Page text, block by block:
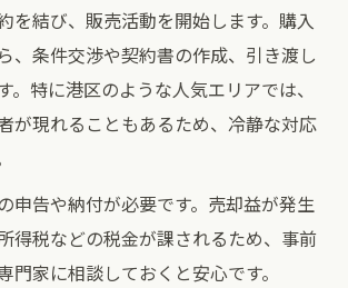
を結び、販売活動を開始します。購入
、条件交渉や契約書の作成、引き渡し
。特に港区のような人気エリアでは、
が現れることもあるため、冷静な対応
申告や納付が必要です。売却益が発生
得税などの税金が課されるため、事前
門家に相談しておくと安心です。